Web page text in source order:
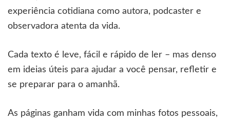
experiência cotidiana como autora, podcaster e
observadora atenta da vida.
Cada texto é leve, fácil e rápido de ler – mas denso
em ideias úteis para ajudar a você pensar, refletir e
se preparar para o amanhã.
As páginas ganham vida com minhas fotos pessoais,